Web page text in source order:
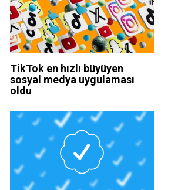
TikTok en hızlı büyüyen
sosyal medya uygulaması
oldu